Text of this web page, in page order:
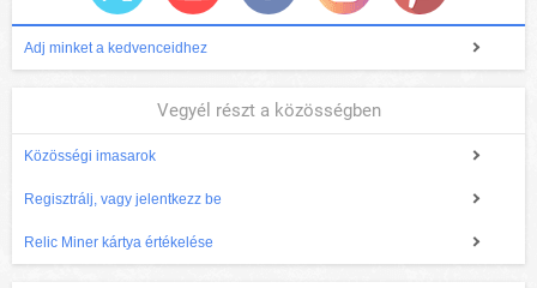
Adj minket a kedvenceidhez
Vegyél részt a közösségben
Közösségi imasarok
Regisztrálj, vagy jelentkezz be
Relic Miner kártya értékelése